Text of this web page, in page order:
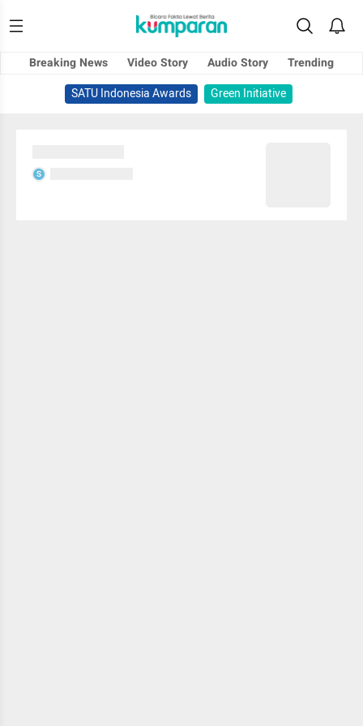
Breaking News Video Story Audio Story
Trending
SATU Indonesia Awards
Green Initiative
S